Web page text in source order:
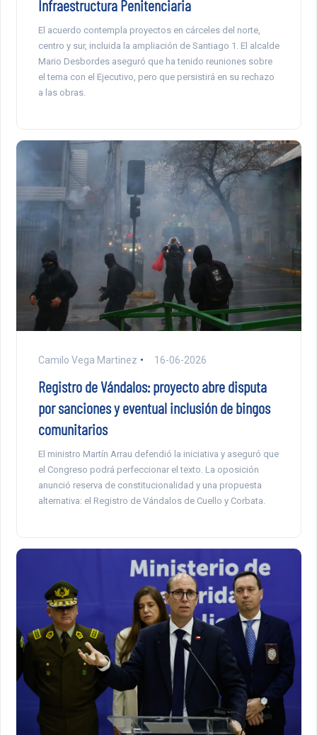
Infraestructura Penitenciaria
El acuerdo contempla proyectos en cárceles del norte,
centro y sur, incluida la ampliación de Santiago 1. El alcalde
Mario Desbordes aseguró que ha tenido reuniones sobre
el tema con el Ejecutivo, pero que persistirá en su rechazo
a las obras.
Camilo Vega Martinez 16-06-2026
Registro de Vándalos: proyecto abre disputa
por sanciones y eventual inclusión de bingos
comunitarios
El ministro Martín Arrau defendió la iniciativa y aseguró que
el Congreso podrá perfeccionar el texto. La oposición
anunció reserva de constitucionalidad y una propuesta
alternativa: el Registro de Vándalos de Cuello y Corbata.